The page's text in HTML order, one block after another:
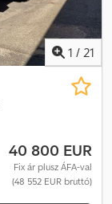
1 / 21
40 800 EUR
Fix ár plusz ÁFA-val
(48 552 EUR bruttó)